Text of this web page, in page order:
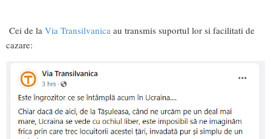
Cei de la Via Transilvanica au transmis suportul lor si facilitati de
cazare: